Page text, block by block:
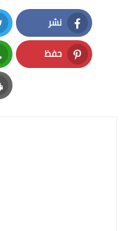
نشر
Facebook
حفظ
Pinterest